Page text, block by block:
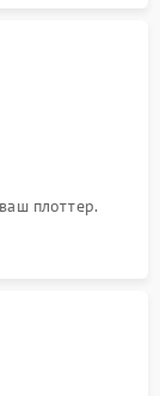
плоттер.